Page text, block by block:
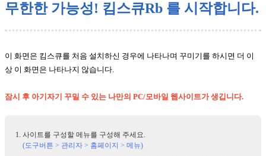
무한한 가능성! 킴스큐Rb 를 시작합니다.
이 화면은 킴스큐를 처음 설치하신 경우에 나타나며 꾸미기를 하시면 더 이
상 이 화면은 나타나지 않습니다.
잠시 후 아기자기 꾸밀 수 있는 나만의 PC/모바일 웹사이트가 생깁니다.
사이트를 구성할 메뉴를 구성해 주세요.
(도구버튼 > 관리자 > 홈페이지 > 메뉴)